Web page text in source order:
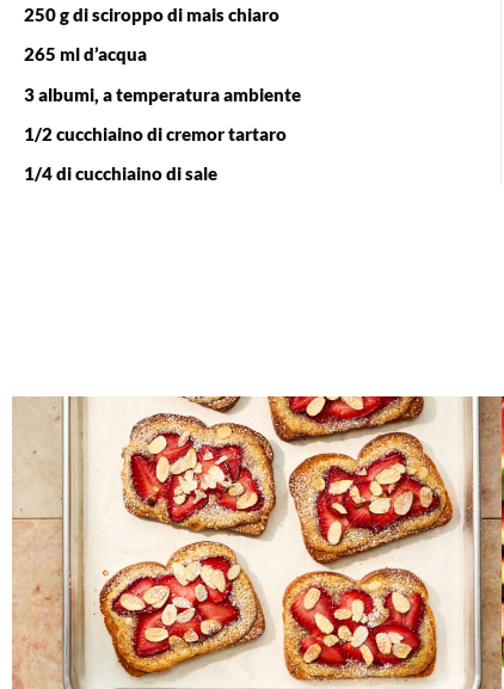
250 g di sciroppo di mais chiaro
265 ml d’acqua
3 albumi, a temperatura ambiente
1/2 cucchiaino di cremor tartaro
1/4 di cucchiaino di sale